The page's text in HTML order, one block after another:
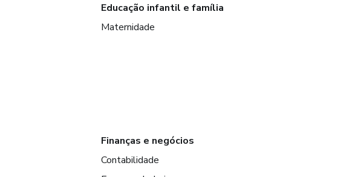
Educação infantil e família
Maternidade
Finanças e negócios
Contabilidade